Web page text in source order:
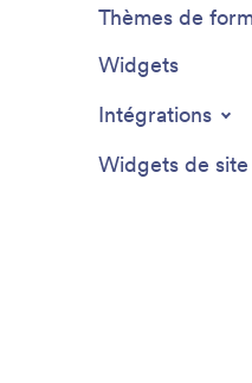
Thèmes de
Widgets
Intégrations
Widgets de